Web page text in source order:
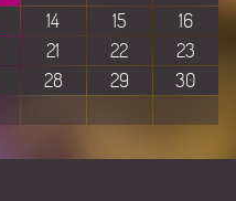
14 15
16
21 22
23
28 29
30